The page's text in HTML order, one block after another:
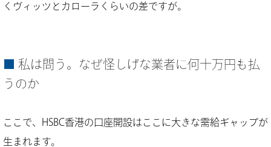
くヴィッツとカローラくらいの差ですが。
私は問う。なぜ怪しげな業者に何十万円も払
うのか
ここで、HSBC香港の口座開設はここに大きな需給ギャップが
生まれます。